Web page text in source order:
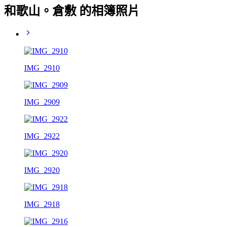
和歌山。倉敷 的相簿照片
IMG_2910
IMG_2909
IMG_2922
IMG_2920
IMG_2918